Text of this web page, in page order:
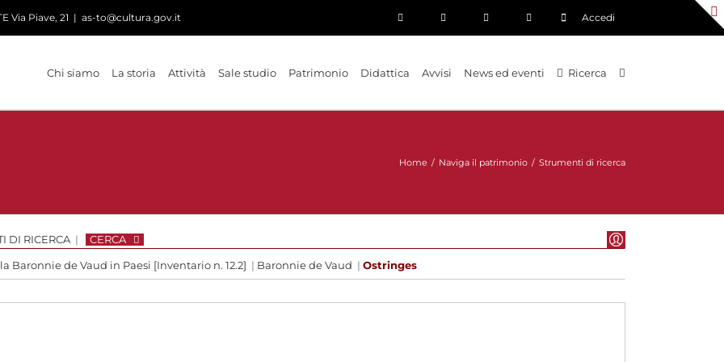
Via Piave, 21 | as-to@cultura.gov.it Accedi
Chi siamo La storia Attività Sale studio Patrimonio Didattica Avvisi News ed eventi Ricerca
Home / Naviga il patrimonio / Strumenti di ricerca
DI RICERCA | CERCA
Baronnie de Vaud in Paesi [Inventario n. 12.2] | Baronnie de Vaud | Ostringes